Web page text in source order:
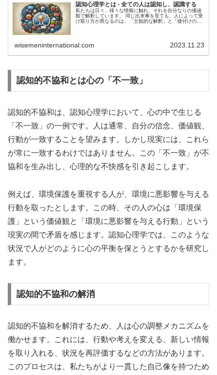
認知心理学とは - 全ての人は認知し、認識する
私たちは日々、様々な情報に触れ、それを自分なりの価値
観で解釈しています。 同じ出来事を見ても、人によって受
け取り方が異なるのは、「主観的な解釈」と「後付けの理
wisemeninternational.com 2023.11.23
認知的不協和とは心の「不一致」
認知的不協和は、認知心理学において、心の中で生じる
「不一致」の一例です。人は通常、自分の信念、価値観、
行動が一致することを望みます。しかし現実には、これら
が常に一致するわけではありません。この「不一致」が不
協和を生み出し、心理的な不快感を引き起こします。
例えば、環境保護を重視する人が、環境に悪影響を与える
行動を取ったとします。この時、その人の心は「環境保
護」という価値観と「環境に悪影響を与える行動」という
現実の間で矛盾を感じます。認知心理学では、このような
状況で人がどのように心の平衡を保とうとするかを研究し
ます。
認知的不協和の解消
認知的不協和を解消するため、人は心の調整メカニズムを
働かせます。これには、行動や考えを変える、新しい情報
を取り入れる、状況を再評価するなどの方法があります。
このプロセスは、私たちがより一貫した自己像を持つため